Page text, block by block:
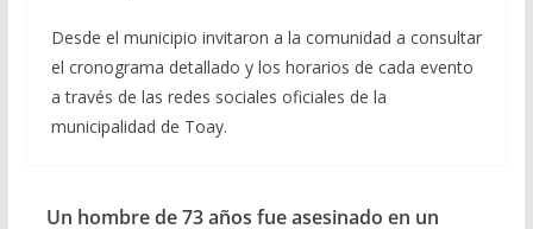
Desde el municipio invitaron a la comunidad a consultar
el cronograma detallado y los horarios de cada evento
a través de las redes sociales oficiales de la
municipalidad de Toay.
Un hombre de 73 años fue asesinado en un